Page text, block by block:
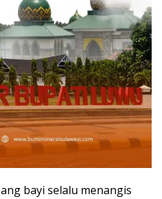
bayi selalu menangis